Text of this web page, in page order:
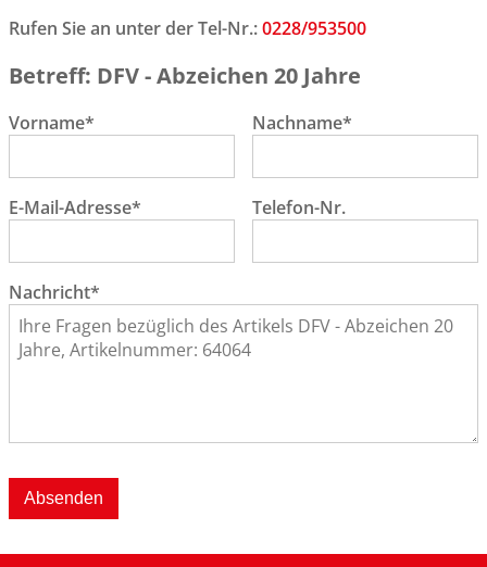
Rufen Sie an unter der Tel-Nr.:0228/953500
Betreff: DFV - Abzeichen 20 Jahre
Vorname* Nachname*
E-Mail-Adresse* Telefon-Nr.
Nachricht*
Absenden